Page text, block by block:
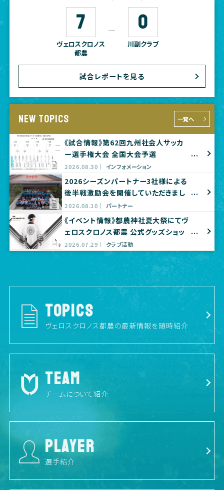
7
ヴェロスクロノス
都農
― 0
川副クラブ
試合レポートを見る
NEW TOPICS 一覧へ
《試合情報》第62回九州社会人サッカ
ー選手権大会 全国大会予選
2026.08.30 インフォメーション
2026シーズンパートナー3社様による
後半戦激励会を開催していただきまし
た
2026.08.10 パートナー
《イベント情報》都農神社夏大祭にてヴ
ェロスクロノス都農 公式グッズショッ
プ出店のお知らせ
2026.07.29 クラブ活動
TOPICS
ヴェロスクロノス都農の最新情報を随時紹介
TEAM
チームについて紹介
PLAYER
選手紹介